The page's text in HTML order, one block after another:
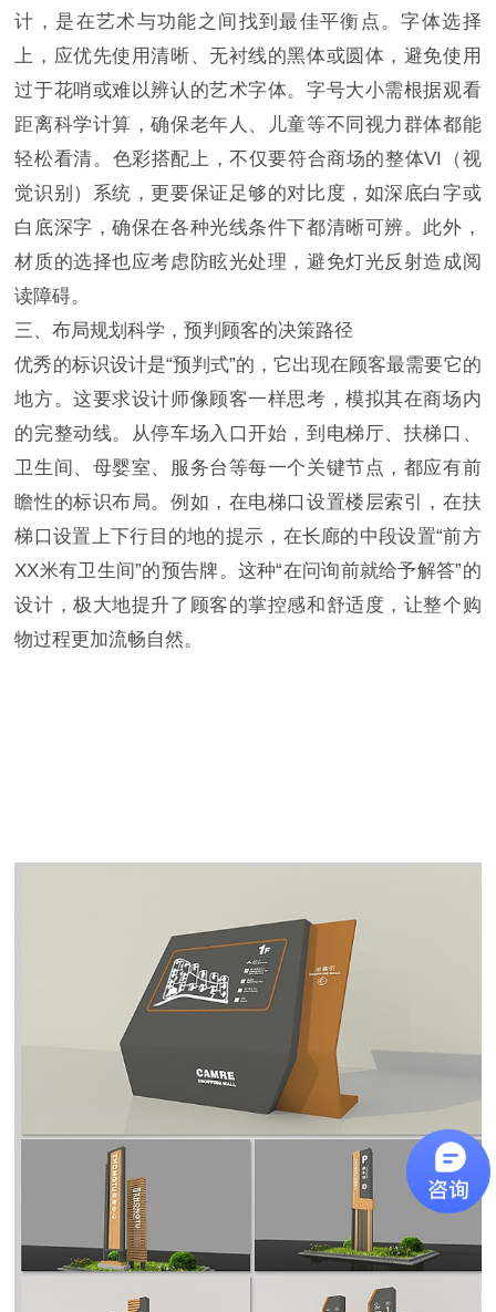
计，是在艺术与功能之间找到最佳平衡点。字体选择
上，应优先使用清晰、无衬线的黑体或圆体，避免使用
过于花哨或难以辨认的艺术字体。字号大小需根据观看
距离科学计算，确保老年人、儿童等不同视力群体都能
轻松看清。色彩搭配上，不仅要符合商场的整体VI（视
觉识别）系统，更要保证足够的对比度，如深底白字或
白底深字，确保在各种光线条件下都清晰可辨。此外，
材质的选择也应考虑防眩光处理，避免灯光反射造成阅
读障碍。
三、布局规划科学，预判顾客的决策路径
优秀的标识设计是“预判式”的，它出现在顾客最需要它的
地方。这要求设计师像顾客一样思考，模拟其在商场内
的完整动线。从停车场入口开始，到电梯厅、扶梯口、
卫生间、母婴室、服务台等每一个关键节点，都应有前
瞻性的标识布局。例如，在电梯口设置楼层索引，在扶
梯口设置上下行目的地的提示，在长廊的中段设置“前方
XX米有卫生间”的预告牌。这种“在问询前就给予解答”的
设计，极大地提升了顾客的掌控感和舒适度，让整个购
物过程更加流畅自然。